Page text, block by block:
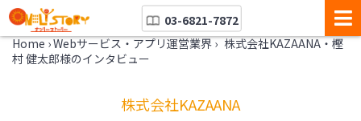
03-6821-7872
Home ›Webサービス・アプリ運営業界 › 株式会社KAZAANA・樫
村 健太郎様のインタビュー
株式会社KAZAANA